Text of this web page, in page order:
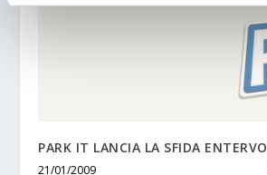
PARK IT LANCIA LA SFIDA ENTERVO
21/01/2009